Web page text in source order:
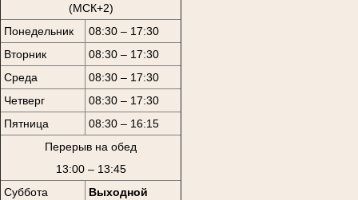
(МСК+2)
Понедельник
08:30 – 17:30
Вторник
08:30 – 17:30
Среда
08:30 – 17:30
Четверг
08:30 – 17:30
Пятница
08:30 – 16:15
Перерыв на обед
13:00 – 13:45
Суббота
Выходной